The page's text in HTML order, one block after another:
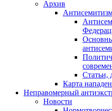
Архив
Статьи,
Карта
Неправомерный
Новости